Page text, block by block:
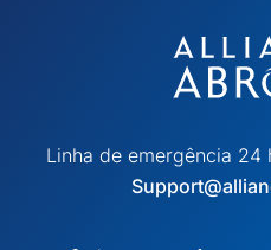
Linha de emergência 24